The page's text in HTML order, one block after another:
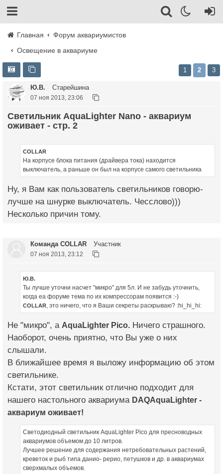
Главная
Форум аквариумистов
Освещение в аквариуме
1 2 3
Ю.В. Старейшина
07 ноя 2013, 23:06
Светильник AquaLighter Nano - аквариум
оживает - стр. 2
COLLAR
На корпусе блока питания (драйвера тока) находится
выключатель, а раньше он был на корпусе самого светильника
Ну, я Вам как пользователь светильников говорю-
лучше на шнурке выключатель. Чесслово)))
Несколько причин тому.
Команда COLLAR Участник
07 ноя 2013, 23:12
Ю.В.
Ты лучше уточни насчет "микро" для 5л. И не забудь уточнить,
когда еа форуме тема по их компрессорам появится :-)
COLLAR, это ничего, что я Ваши секреты раскрываю? :hi_hi_hi:
Не "микро", а AquaLighter Pico. Ничего страшного.
Наоборот, очень приятно, что Вы уже о них
слышали.
В ближайшее время я выложу информацию об этом
светильнике.
Кстати, этот светильник отлично подходит для
нашего настольного аквариума DAQAquaLighter -
аквариум оживает!
Светодиодный светильник AquaLighter Pico для пресноводных
аквариумов объемом до 10 литров.
Лучшее решение для содержания нетребовательных растений,
креветок и рыб типа данио- рерио, петушков и др. в аквариумах
сверхмалых объемов.